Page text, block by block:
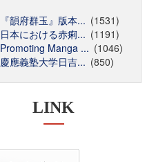
『韻府群玉』版本... (1531)
日本における赤痢... (1191)
Promoting Manga ... (1046)
慶應義塾大学日吉... (850)
LINK